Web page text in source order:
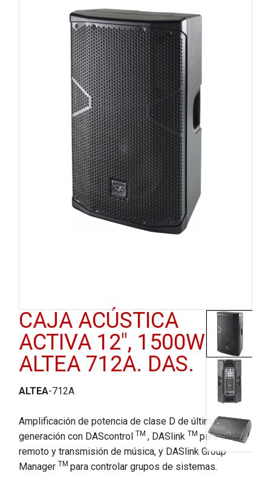
CAJA ACÚSTICA
ACTIVA 12″, 1500W.
ALTEA 712A. DAS.
ALTEA-712A
Amplificación de potencia de clase D de última
generación con DAScontrol TM , DASlink TM para control
remoto y transmisión de música, y DASlink Group
Manager TM para controlar grupos de sistemas.